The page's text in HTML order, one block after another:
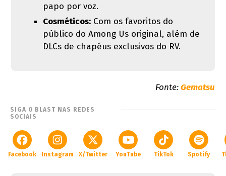
papo por voz.
Cosméticos:Com os favoritos do
público do Among Us original, além de
DLCs de chapéus exclusivos do RV.
Fonte:Gematsu
SIGA O BLAST NAS REDES
SOCIAIS
Facebook Instagram X/Twitter YouTube TikTok Spotify